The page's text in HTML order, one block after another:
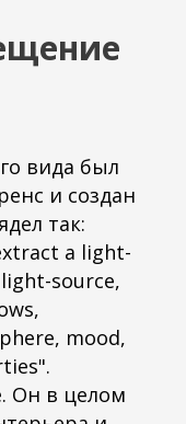
вида был
и создан
так:
a light-
source,
mood,
Он в целом